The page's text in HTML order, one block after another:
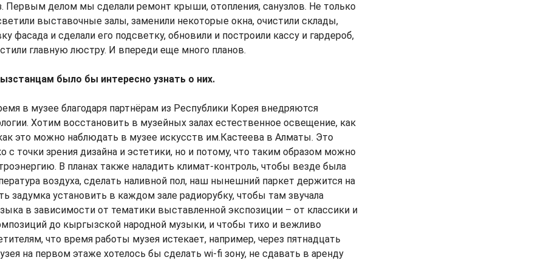
делом мы сделали ремонт крыши, отопления, санузлов. Не только
выставочные залы, заменили некоторые окна, очистили склады,
фасада и сделали его подсветку, обновили и построили кассу и гардероб,
главную люстру. И впереди еще много планов.
было бы интересно узнать о них.
в музее благодаря партнёрам из Республики Корея внедряются
Хотим восстановить в музейных залах естественное освещение, как
это можно наблюдать в музее искусств им.Кастеева в Алматы. Это
с точки зрения дизайна и эстетики, но и потому, что таким образом можно
В планах также наладить климат-контроль, чтобы везде была
воздуха, сделать наливной пол, наш нынешний паркет держится на
задумка установить в каждом зале радиорубку, чтобы там звучала
в зависимости от тематики выставленной экспозиции – от классики и
до кыргызской народной музыки, и чтобы тихо и вежливо
что время работы музея истекает, например, через пятнадцать
на первом этаже хотелось бы сделать wi-fi зону, не сдавать в аренду